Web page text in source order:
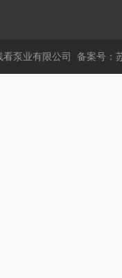
泵业有限公司 备案号